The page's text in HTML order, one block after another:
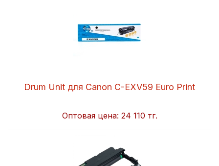
Drum Unit для Canon C-EXV59 Euro Print
Оптовая цена: 24 110 тг.